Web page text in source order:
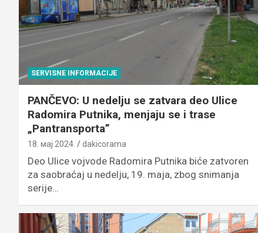
SERVISNE INFORMACIJE
PANČEVO: U nedelju se zatvara deo Ulice
Radomira Putnika, menjaju se i trase
„Pantransporta”
18. мај 2024. dakicorama
Deo Ulice vojvode Radomira Putnika biće zatvoren
za saobraćaj u nedelju, 19. maja, zbog snimanja
serije…